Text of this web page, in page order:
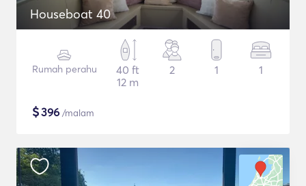
Houseboat 40
Rumah perahu
40 ft
12 m
2 1 1
$396 /malam